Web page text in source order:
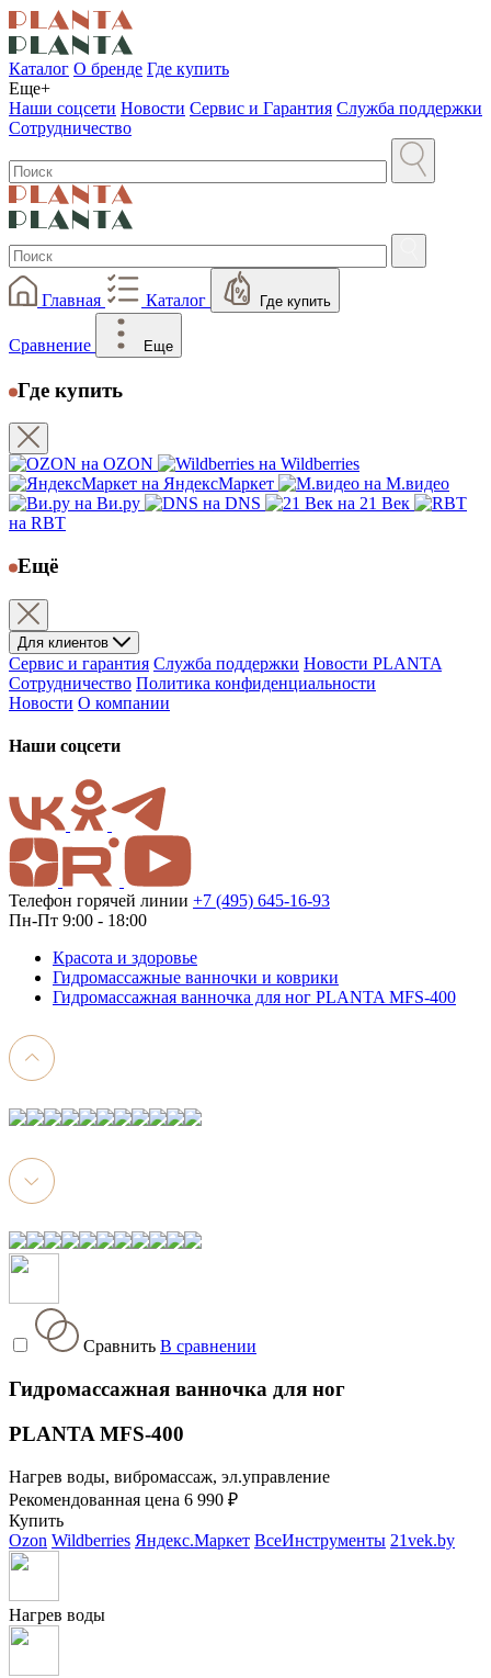
Каталог О бренде Где купить
Еще+
Наши соцсети Новости Сервис и Гарантия Служба поддержки
Сотрудничество
Главная Каталог Где купить
Сравнение Еще
Где купить
на OZON
на Wildberries
на ЯндексМаркет
на М.видео
на Ви.ру
на DNS
на 21 Век
на RBT
Ещё
Для клиентов
Сервис и гарантия Служба поддержки Новости PLANTA
Сотрудничество Политика конфиденциальности
Новости О компании
Наши соцсети
Телефон горячей линии +7 (495) 645-16-93
Пн-Пт 9:00 - 18:00
Красота и здоровье
Гидромассажные ванночки и коврики
Гидромассажная ванночка для ног PLANTA MFS-400
Сравнить В сравнении
Гидромассажная ванночка для ног
PLANTA MFS-400
Нагрев воды, вибромассаж, эл.управление
Рекомендованная цена 6 990 ₽
Купить
Ozon Wildberries Яндекс.Маркет ВсеИнструменты 21vek.by
Нагрев воды